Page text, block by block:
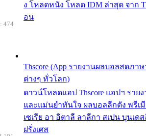
ง โหลดหนัง โหลด IDM ล่าสุด จาก
อน
Thscore (App รายงานผลบอลสดภา
ต่างๆ ทั่วโลก)
ดาวน์โหลดแอป Thscore แอปฯ ราย
และแม่นยำทันใจ ผลบอลลีกดัง พรีเ
เซเรีย อา อิตาลี ลาลีกา สเปน บุนเด
ฝรั่งเศส
474